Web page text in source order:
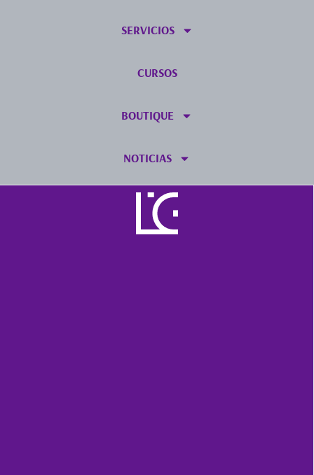
SERVICIOS
CURSOS
BOUTIQUE
NOTICIAS